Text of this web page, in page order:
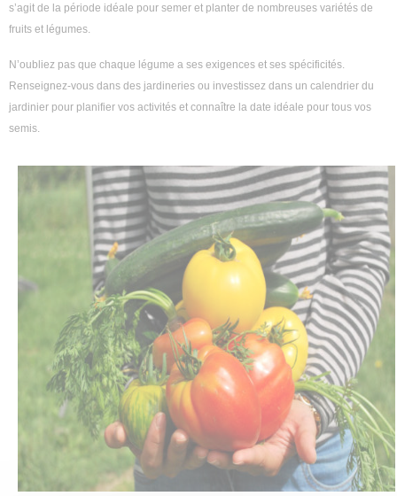
s’agit de la période idéale pour semer et planter de nombreuses variétés de
fruits et légumes.
N’oubliez pas que chaque légume a ses exigences et ses spécificités.
Renseignez-vous dans des jardineries ou investissez dans un calendrier du
jardinier pour planifier vos activités et connaître la date idéale pour tous vos
semis.